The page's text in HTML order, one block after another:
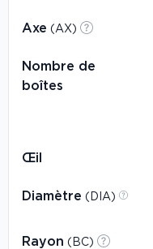
Axe (AX)
Nombre de
boîtes
Œil
Diamètre (DIA)
Rayon (BC)